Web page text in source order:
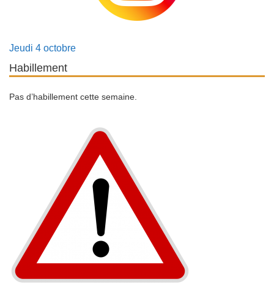
Jeudi 4 octobre
Habillement
Pas d’habillement cette semaine.